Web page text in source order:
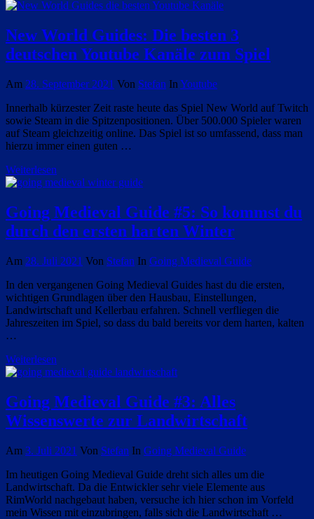
New World Guides: Die besten 3
deutschen Youtube Kanäle zum Spiel
Am 28. September 2021 Von Stefan In Youtube
Innerhalb kürzester Zeit raste heute das Spiel New World auf Twitch
sowie Steam in die Spitzenpositionen. Über 500.000 Spieler waren
auf Steam gleichzeitig online. Das Spiel ist so umfassend, dass man
hierzu immer einen guten …
Weiterlesen
Going Medieval Guide #5: So kommst du
durch den ersten harten Winter
Am 28. Juli 2021 Von Stefan In Going Medieval Guide
In den vergangenen Going Medieval Guides hast du die ersten,
wichtigen Grundlagen über den Hausbau, Einstellungen,
Landwirtschaft und Kellerbau erfahren. Schnell verfliegen die
Jahreszeiten im Spiel, so dass du bald bereits vor dem harten, kalten
…
Weiterlesen
Going Medieval Guide #3: Alles
Wissenswerte zur Landwirtschaft
Am 3. Juli 2021 Von Stefan In Going Medieval Guide
Im heutigen Going Medieval Guide dreht sich alles um die
Landwirtschaft. Da die Entwickler sehr viele Elemente aus
RimWorld nachgebaut haben, versuche ich hier schon im Vorfeld
mein Wissen mit einzubringen, falls sich die Landwirtschaft …